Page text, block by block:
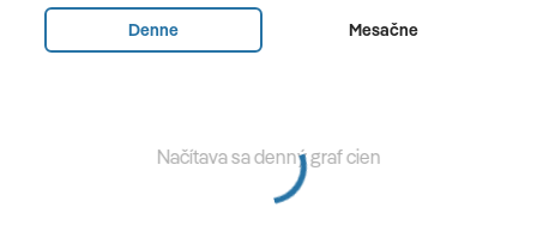
súkromným bazénom, max obsadenie 4+1)
Denne Mesačne
Načítava sa denný graf cien